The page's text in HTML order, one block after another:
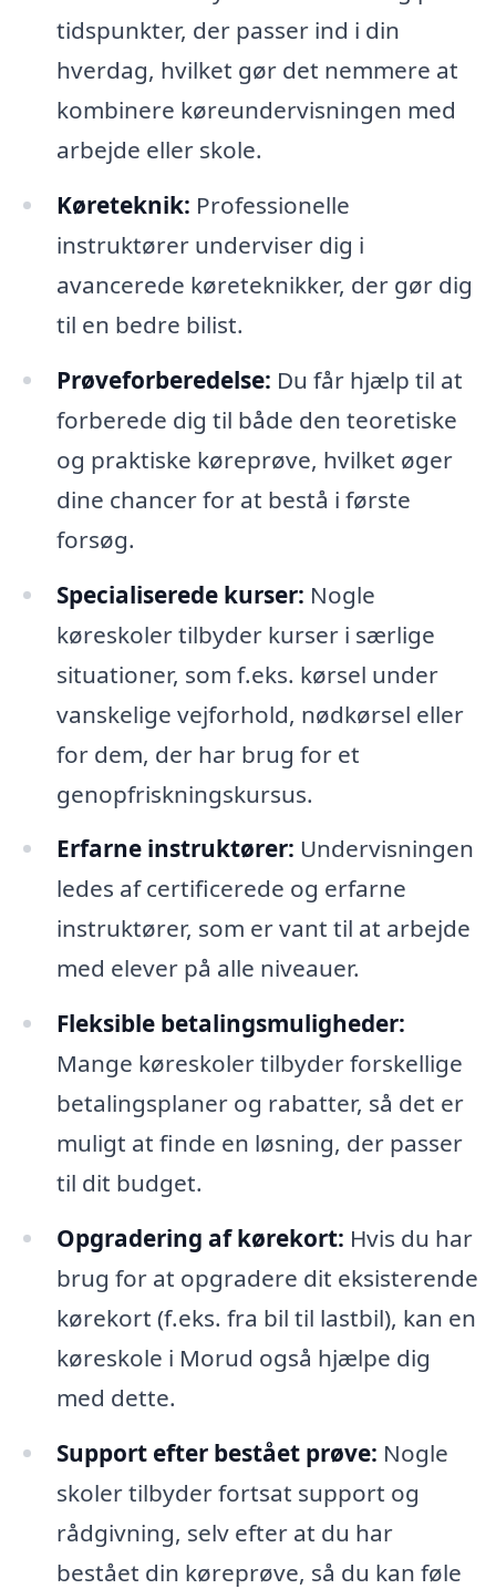
tidspunkter, der passer ind i din
hverdag, hvilket gør det nemmere at
kombinere køreundervisningen med
arbejde eller skole.
Køreteknik: Professionelle
instruktører underviser dig i
avancerede køreteknikker, der gør dig
til en bedre bilist.
Prøveforberedelse: Du får hjælp til at
forberede dig til både den teoretiske
og praktiske køreprøve, hvilket øger
dine chancer for at bestå i første
forsøg.
Specialiserede kurser: Nogle
køreskoler tilbyder kurser i særlige
situationer, som f.eks. kørsel under
vanskelige vejforhold, nødkørsel eller
for dem, der har brug for et
genopfriskningskursus.
Erfarne instruktører: Undervisningen
ledes af certificerede og erfarne
instruktører, som er vant til at arbejde
med elever på alle niveauer.
Fleksible betalingsmuligheder:
Mange køreskoler tilbyder forskellige
betalingsplaner og rabatter, så det er
muligt at finde en løsning, der passer
til dit budget.
Opgradering af kørekort: Hvis du har
brug for at opgradere dit eksisterende
kørekort (f.eks. fra bil til lastbil), kan en
køreskole i Morud også hjælpe dig
med dette.
Support efter bestået prøve: Nogle
skoler tilbyder fortsat support og
rådgivning, selv efter at du har
bestået din køreprøve, så du kan føle